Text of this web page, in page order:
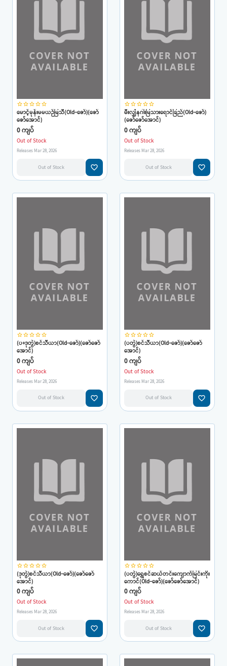
star_borderstar_borderstar_borderstar_borderstar_border
မောင့်မုန်းမမယဉ်မြသီ(Old-ဇော်)(ဇော်
ဇော်အောင်)
0 ကျပ်
Out of Stock
Releases Mar 28, 2026
Out of Stock favorite_border
star_borderstar_borderstar_borderstar_borderstar_border
မီးလျှံနဂါးမြသားရောင်ခြည်(Old-ဇော်)
(ဇော်ဇော်အောင်)
0 ကျပ်
Out of Stock
Releases Mar 28, 2026
Out of Stock favorite_border
star_borderstar_borderstar_borderstar_borderstar_border
(ပ+ဒုတွဲ)စင်သီယာ(Old-ဇော်)(ဇော်ဇော်
အောင်)
0 ကျပ်
Out of Stock
Releases Mar 28, 2026
Out of Stock favorite_border
star_borderstar_borderstar_borderstar_borderstar_border
(ပတွဲ)စင်သီယာ(Old-ဇော်)(ဇော်ဇော်
အောင်)
0 ကျပ်
Out of Stock
Releases Mar 28, 2026
Out of Stock favorite_border
star_borderstar_borderstar_borderstar_borderstar_border
(ဒုတွဲ)စင်သီယာ(Old-ဇော်)(ဇော်ဇော်
အောင်)
0 ကျပ်
Out of Stock
Releases Mar 28, 2026
Out of Stock favorite_border
star_borderstar_borderstar_borderstar_borderstar_border
(ပတွဲ)ရွှေစင်ဆယ်တင်းကျောက်မြင်းကိုး
ကောင်(Old-ဇော်)(ဇော်ဇော်အောင်)
0 ကျပ်
Out of Stock
Releases Mar 28, 2026
Out of Stock favorite_border